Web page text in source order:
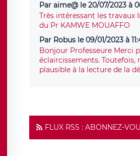
Par aime@ le 20/07/2023 à
Très intéressant les travaux
du Pr KAMWE MOUAFFO
Par Robus le 09/01/2023 à
Bonjour Professeure Merci
éclaircissements. Toutefois,
plausible à la lecture de la
FLUX RSS : ABONNEZ-